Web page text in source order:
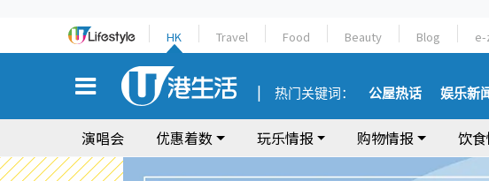
HK Travel Food Beauty Blog
热门关键词： 公屋热话 娱乐新
演唱会 优惠着数 玩乐情报 购物情报 饮